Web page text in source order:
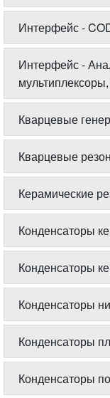
Интерфейс -
Интерфейс -
Кварцевые
Кварцевые
Керамические
Конденсаторы
Конденсаторы
Конденсаторы
Конденсаторы
Конденсаторы